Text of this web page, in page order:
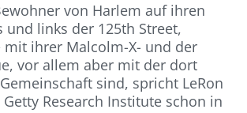
von Harlem auf ihren
und links der 125th Street,
mit ihrer Malcolm-X- und der
vor allem aber mit der dort
sind, spricht LeRon
Research Institute schon in